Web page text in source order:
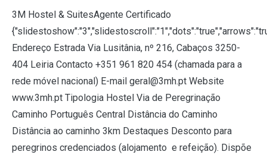
3M Hostel & SuitesAgente Certificado
Endereço Estrada Via Lusitânia, nº 216, Cabaços 3250-
404 Leiria Contacto +351 961 820 454 (chamada para a
rede móvel nacional) E-mail geral@3mh.pt Website
www.3mh.pt Tipologia Hostel Via de Peregrinação
Caminho Português Central Distância do Caminho
Distância ao caminho 3km Destaques Desconto para
peregrinos credenciados (alojamento e refeição). Dispõe